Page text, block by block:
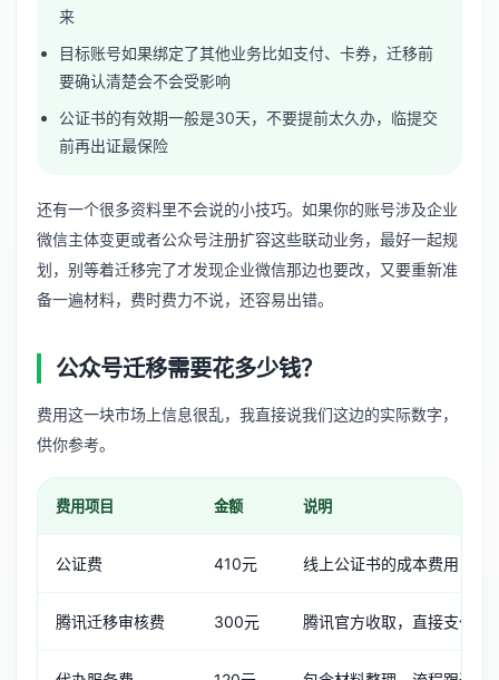
来
目标账号如果绑定了其他业务比如支付、卡券，迁移前
要确认清楚会不会受影响
公证书的有效期一般是30天，不要提前太久办，临提交
前再出证最保险
还有一个很多资料里不会说的小技巧。如果你的账号涉及企业
微信主体变更或者公众号注册扩容这些联动业务，最好一起规
划，别等着迁移完了才发现企业微信那边也要改，又要重新准
备一遍材料，费时费力不说，还容易出错。
公众号迁移需要花多少钱？
费用这一块市场上信息很乱，我直接说我们这边的实际数字，
供你参考。
费用项目 金额 说明
公证费 410元 线上公证书的成本费用
腾讯迁移审核费 300元 腾讯官方收取，直接支付给